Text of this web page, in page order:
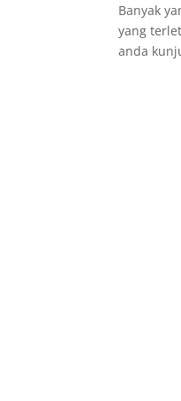
Banyak
yang
anda